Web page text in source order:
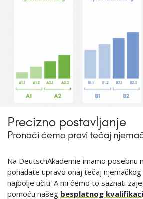
Precizno postavljanje
Pronaći ćemo pravi tečaj
Na DeutschAkademie imamo posebnu
pohađate upravo onaj tečaj
najbolje učiti. A mi ćemo to saznati
pomoću našeg besplatnog